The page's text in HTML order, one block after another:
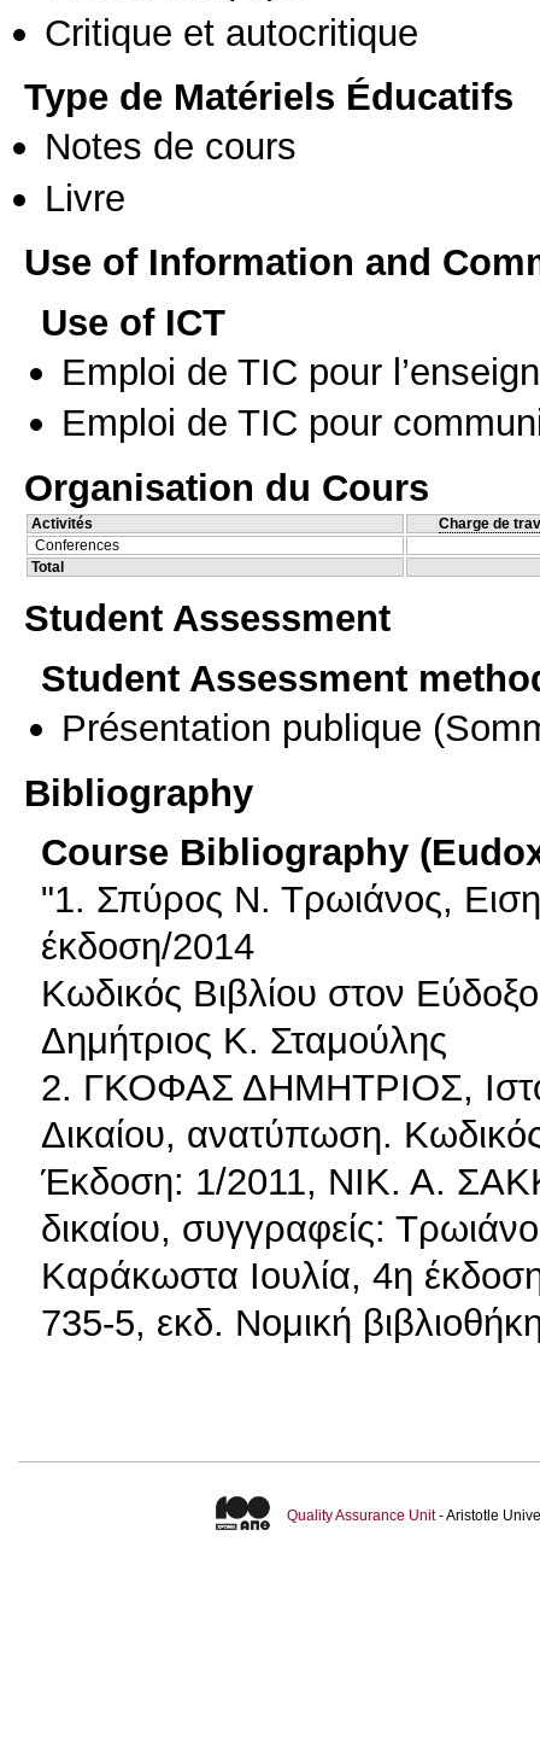
Critique et autocritique
Type de Matériels Éducatifs
Notes de cours
Livre
Use of Information and
Use of ICT
Emploi de TIC pour
Emploi de TIC pour
Organisation du Cours
Activités
Charge de
Conferences
Total
Student Assessment
Student Assessment
Présentation publique
Bibliography
Course Bibliography
"1. Σπύρος Ν. Τρωιάνος,
έκδοση/2014
Κωδικός Βιβλίου στον
Δημήτριος Κ. Σταμούλης
2. ΓΚΟΦΑΣ ΔΗΜΗΤΡΙΟΣ,
Δικαίου, ανατύπωση.
Έκδοση: 1/2011, ΝΙΚ. Α.
δικαίου, συγγραφείς:
Καράκωστα Ιουλία, 4η
735-5, εκδ. Νομική
Quality Assurance Unit- Aristotle